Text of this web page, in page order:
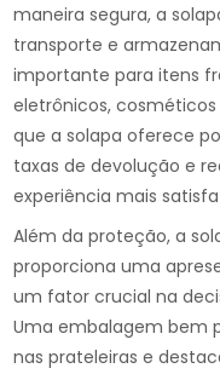
maneira segura, a
transporte e
importante para itens
eletrônicos,
que a solapa oferece
taxas de devolução e
experiência mais
Além da proteção, a
proporciona uma
um fator crucial na
Uma embalagem bem
nas prateleiras e